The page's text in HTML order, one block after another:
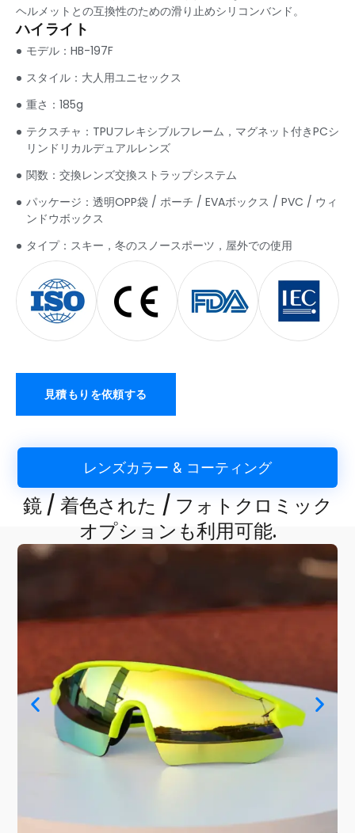
ヘルメットとの互換性のための滑り止めシリコンバンド。
ハイライト
モデル：HB-197F
スタイル：大人用ユニセックス
重さ：185g
テクスチャ：TPUフレキシブルフレーム，マグネット付きPCシ
リンドリカルデュアルレンズ
関数：交換レンズ交換ストラップシステム
パッケージ：透明OPP袋 / ポーチ / EVAボックス / PVC / ウィ
ンドウボックス
タイプ：スキー，冬のスノースポーツ，屋外での使用
見積もりを依頼する
レンズカラー & コーティング
鏡 / 着色された / フォトクロミック
オプションも利用可能.